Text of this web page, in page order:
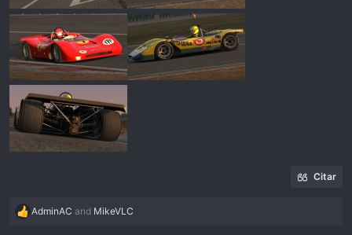
Citar
R
AdminAC and MikeVLC